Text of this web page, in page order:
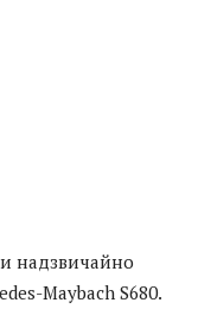
надзвичайно
Maybach S680.